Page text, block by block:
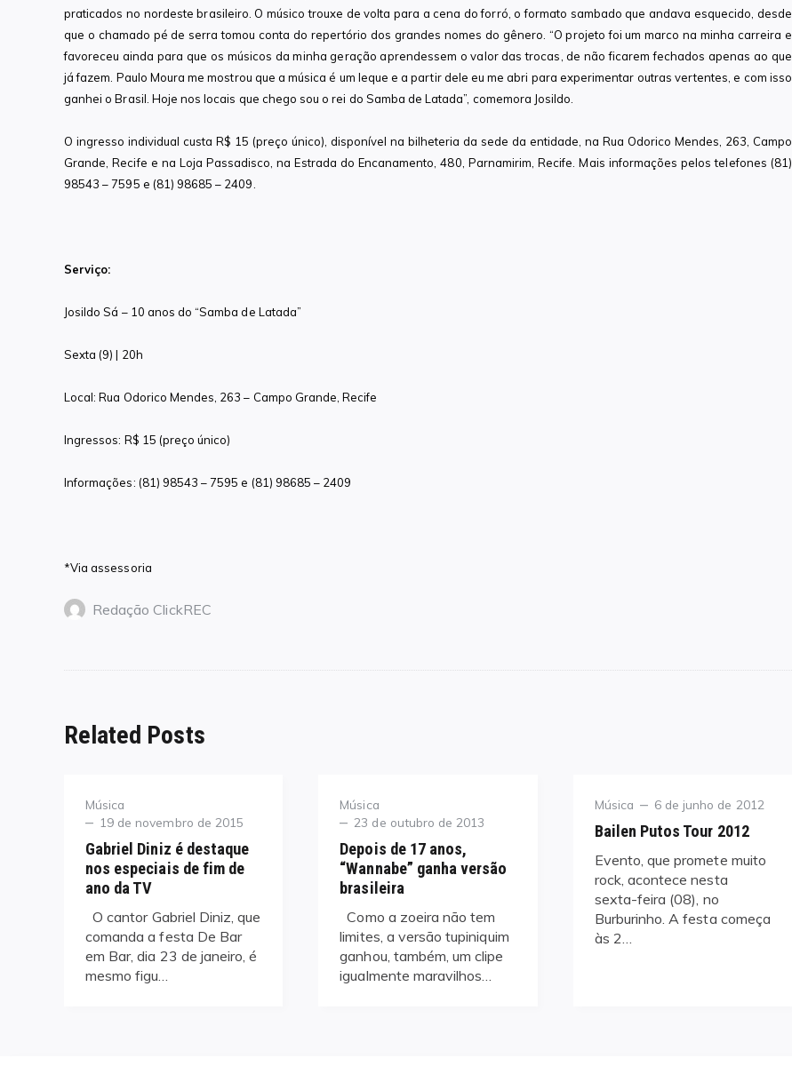
praticados no nordeste brasileiro. O músico trouxe de volta para a cena do forró, o formato sambado que andava esquecido, desde
que o chamado pé de serra tomou conta do repertório dos grandes nomes do gênero. “O projeto foi um marco na minha carreira e
favoreceu ainda para que os músicos da minha geração aprendessem o valor das trocas, de não ficarem fechados apenas ao que
já fazem. Paulo Moura me mostrou que a música é um leque e a partir dele eu me abri para experimentar outras vertentes, e com isso
ganhei o Brasil. Hoje nos locais que chego sou o rei do Samba de Latada”, comemora Josildo.
O ingresso individual custa R$ 15 (preço único), disponível na bilheteria da sede da entidade, na Rua Odorico Mendes, 263, Campo
Grande, Recife e na Loja Passadisco, na Estrada do Encanamento, 480, Parnamirim, Recife. Mais informações pelos telefones (81)
98543 – 7595 e (81) 98685 – 2409.
Serviço:
Josildo Sá – 10 anos do “Samba de Latada”
Sexta (9) | 20h
Local: Rua Odorico Mendes, 263 – Campo Grande, Recife
Ingressos: R$ 15 (preço único)
Informações: (81) 98543 – 7595 e (81) 98685 – 2409
*Via assessoria
Redação ClickREC
Related Posts
Category
Música
Posted
on
19 de novembro de 2015
Gabriel Diniz é destaque
nos especiais de fim de
ano da TV
​O cantor Gabriel Diniz, que
comanda a festa De Bar
em Bar, dia 23 de janeiro, ​é ​
mesmo ​figu…
Category
Música
Posted
23 de outubro de 2013
Depois de 17 anos,
“Wannabe” ganha versão
brasileira
Como a zoeira não tem
limites, a versão tupiniquim
ganhou, também, um clipe
igualmente maravilhos…
Category
Música
Posted
6 de junho de 2012
Bailen Putos Tour 2012
Evento, que promete muito
rock, acontece nesta
sexta-feira (08), no
Burburinho. A festa começa
às 2…